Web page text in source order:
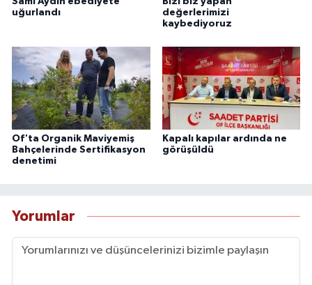
uğurlandı
değerlerimizi
kaybediyoruz
Of'ta Organik Maviyemiş
Bahçelerinde Sertifikasyon
denetimi
Kapalı kapılar ardında ne
görüşüldü
Yorumlar